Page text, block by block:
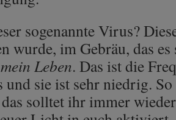
sogenannte Virus?
wurde, im Gebräu, das
Leben. Das ist die
und sie ist sehr niedrig.
solltet ihr immer